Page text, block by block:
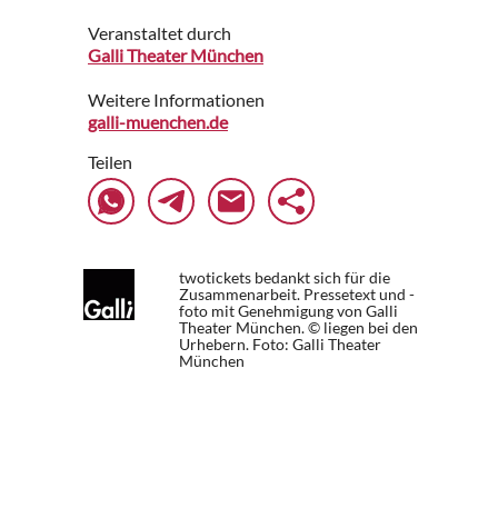
Veranstaltet durch
Galli Theater München
Weitere Informationen
galli-muenchen.de
Teilen
twotickets bedankt sich für die
Zusammenarbeit. Pressetext und -
foto mit Genehmigung von Galli
Theater München. © liegen bei den
Urhebern. Foto: Galli Theater
München